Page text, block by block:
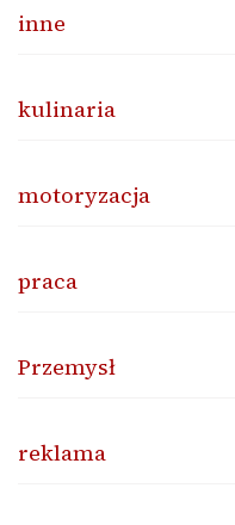
inne
kulinaria
motoryzacja
praca
Przemysł
reklama